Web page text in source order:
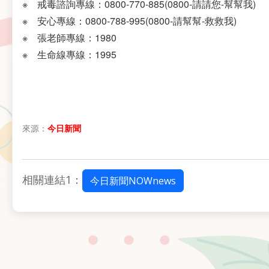
※ 戒毒諮詢專線：0800-770-885(0800-請請您-幫幫我)
※ 安心專線：0800-788-995(0800-請幫幫-救救我)
※ 張老師專線：1980
※ 生命線專線：1995
來源： 今日新聞
相關連結1： 今日新聞NOWnews